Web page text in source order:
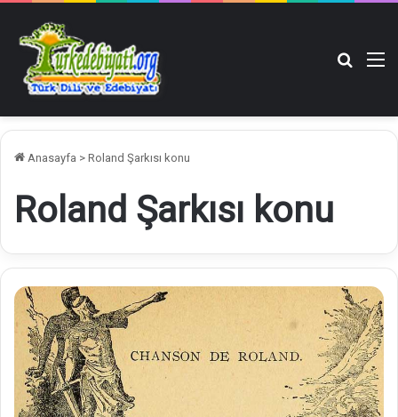
Anasayfa > Roland Şarkısı konu
Roland Şarkısı konu